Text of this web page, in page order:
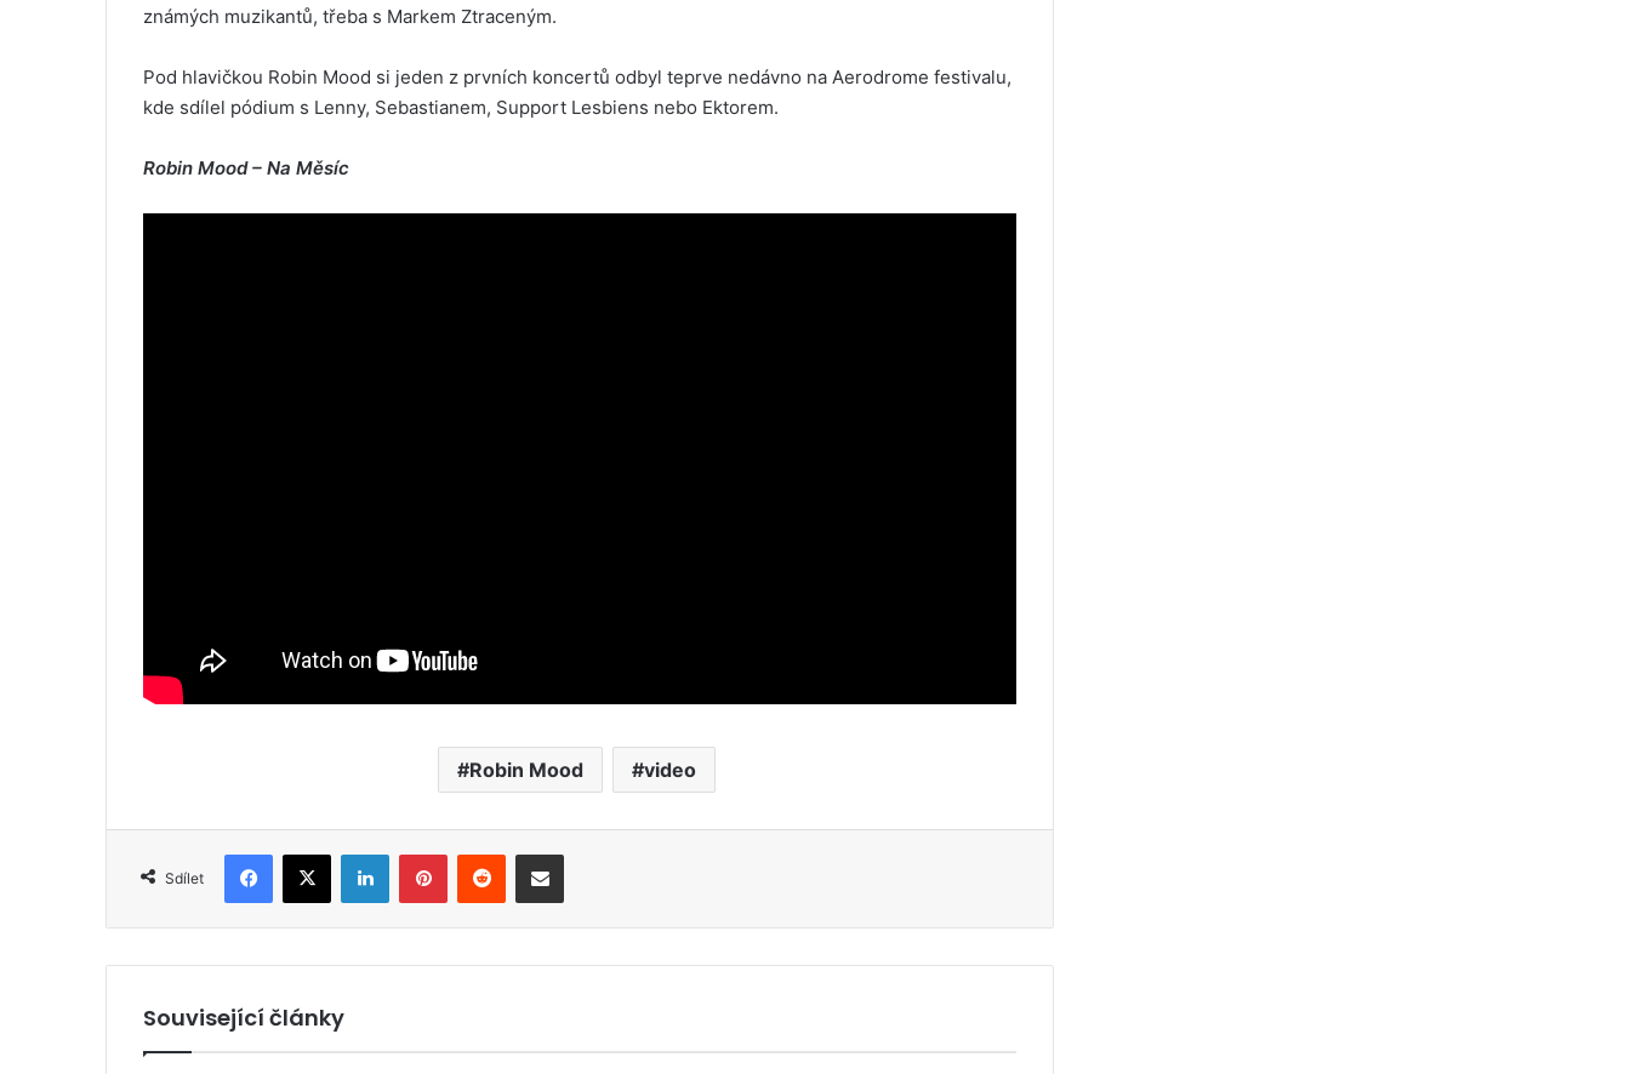
známých muzikantů, třeba s Markem Ztraceným.
Pod hlavičkou Robin Mood si jeden z prvních koncertů odbyl teprve nedávno na Aerodrome festivalu,
kde sdílel pódium s Lenny, Sebastianem, Support Lesbiens nebo Ektorem.
Robin Mood – Na Měsíc
Robin Mood video
Sdílet
Související články